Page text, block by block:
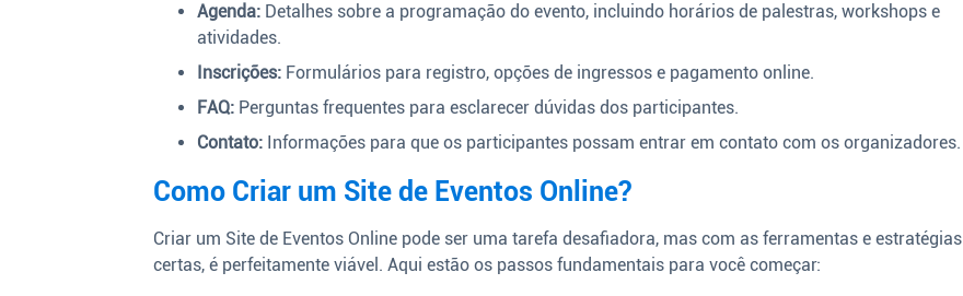
Agenda: Detalhes sobre a programação do evento, incluindo horários de palestras, workshops e
atividades.
Inscrições: Formulários para registro, opções de ingressos e pagamento online.
FAQ: Perguntas frequentes para esclarecer dúvidas dos participantes.
Contato: Informações para que os participantes possam entrar em contato com os organizadores.
Como Criar um Site de Eventos Online?
Criar um Site de Eventos Online pode ser uma tarefa desafiadora, mas com as ferramentas e estratégias
certas, é perfeitamente viável. Aqui estão os passos fundamentais para você começar: